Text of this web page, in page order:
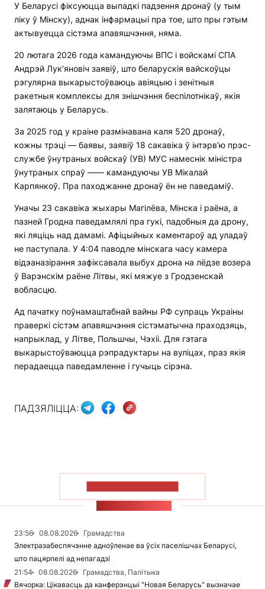
У Беларусі фіксуюцца выпадкі падзення дронаў (у тым
ліку ў Мінску), аднак інфармацыі пра тое, што пры гэтым
актывуецца сістэма апавяшчэння, няма.
20 лютага 2026 года камандуючы ВПС і войскамі СПА
Андрэй Лук’яновіч заявіў, што беларускія вайскоўцы
рэгулярна выкарыстоўваюць авіяцыю і зенітныя
ракетныя комплексы для знішчэння беспілотнікаў, якія
залятаюць у Беларусь.
За 2025 год у краіне размінавана каля 520 дронаў,
кожны трэці — баявы, заявіў 18 сакавіка ў інтэрв’ю прэс-
службе ўнутраных войскаў (УВ) МУС намеснік міністра
ўнутраных спраў —— камандуючы УВ Мікалай
Карпянкоў. Пра паходжанне дронаў ён не паведаміў.
Уначы 23 сакавіка жыхары Магілёва, Мінска і раёна, а
пазней Гродна паведамлялі пра гукі, падобныя да дрону,
які ляціць над дамамі. Афіцыйных каментароў ад уладаў
не паступала. У 4:04 паводле мінскага часу камера
відэаназірання зафіксавала выбух дрона на лёдзе возера
ў Варэнскім раёне Літвы, які мяжуе з Гродзенскай
вобласцю.
Ад пачатку поўнамаштабнай вайны РФ супраць Украіны
праверкі сістэм апавяшчэння сістэматычна праходзяць,
напрыклад, у Літве, Польшчы, Чэхіі. Для гэтага
выкарыстоўваюцца рэпрадуктары на вуліцах, праз якія
перадаецца паведамленне і гучыць сірэна.
ПАДЗЯЛІЦЦА:
23:56 08.08.2026
Грамадства
Электразабеспячэнне адноўленае ва ўсіх паселішчах Беларусі,
што пацярпелі ад непагадзі
21:54
08.08.2026
Грамадства, Палітыка
Вячорка: Цікавасць да канферэнцыі "Новая Беларусь" вызначае